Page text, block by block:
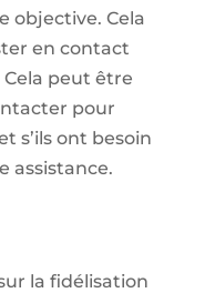
objective. Cela
en contact
Cela peut être
pour
s’ils ont besoin
assistance.
la fidélisation